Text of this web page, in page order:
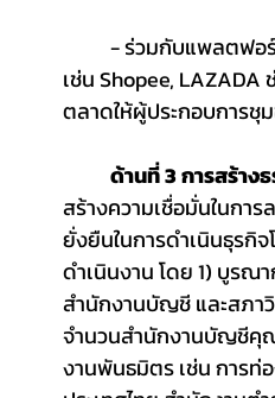
	-
ร่วมกับแพลตฟอ
เช่น Shopee, LAZADA
ตลาดให้ผู้ประกอบการชุ
ด้านที่ 3 การสร้าง
สร้างความเชื่อมั่นในกา
ยั่งยืนในการดำเนินธุรกิ
ดำเนินงาน โดย 1) บูรณ
สำนักงานบัญชี และสภา
จำนวนสำนักงานบัญชีคุ
งานพันธมิตร เช่น การท่